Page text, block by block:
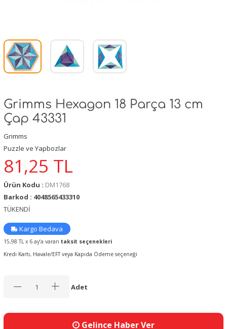
Grimms Hexagon 18 Parça 13 cm
Çap 43331
Grimms
Puzzle ve Yapbozlar
81,25 TL
Ürün Kodu : DM1768
Barkod : 4048565433310
TÜKENDİ
Kargo Bedava
15,98 TL x 6 ay’a varan taksit seçenekleri
Kredi Kartı, Havale/EFT veya Kapıda Ödeme seçeneği
Adet
Gelince Haber Ver